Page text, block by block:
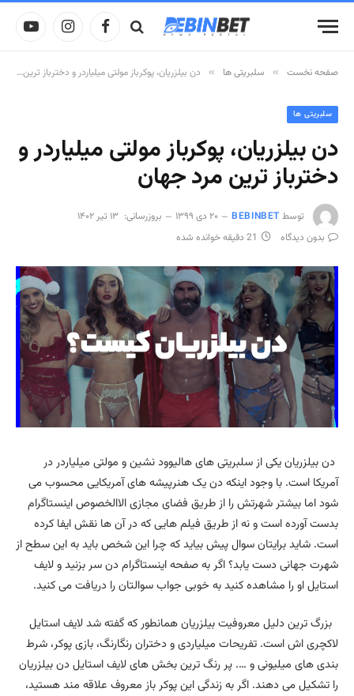
فیسبوکاینستاگرامیوتیوب
صفحه نخست » سلبریتی ها » دن بیلزریان، پوکرباز مولتی میلیاردر و دخترباز ترین مرد جهان
سلبریتی ها
دن بیلزریان، پوکرباز مولتی میلیاردر و
دخترباز ترین مرد جهان
توسط BEBINBET ۲۰ دی ۱۳۹۹ بروزرسانی: ۱۳ تیر ۱۴۰۲
بدون دیدگاه
21 دقیقه خوانده شده
دن بیلزریان یکی از سلبریتی های هالیوود نشین و مولتی میلیاردر در
آمریکا است. با وجود اینکه دن یک هنرپیشه های آمریکایی محسوب می
شود اما بیشتر شهرتش را از طریق فضای مجازی الاالخصوص اینستاگرام
بدست آورده است و نه از طریق فیلم هایی که در آن ها نقش ایفا کرده
است. شاید برایتان سوال پیش بیاید که چرا این شخص باید به این سطح از
شهرت جهانی دست یابد؟ اگر به صفحه اینستاگرام دن سر بزنید و لایف
استایل او را مشاهده کنید به خوبی جواب سوالتان را دریافت می کنید.
بزرگ ترین دلیل معروفیت بیلزریان همانطور که گفته شد لایف استایل
لاکچری اش است. تفریحات میلیاردی و دختران رنگارنگ، بازی پوکر، شرط
بندی های میلیونی و …. پر رنگ ترین بخش های لایف استایل دن بیلزریان
را تشکیل می دهند. اگر به زندگی این پوکر باز معروف علاقه مند هستید،